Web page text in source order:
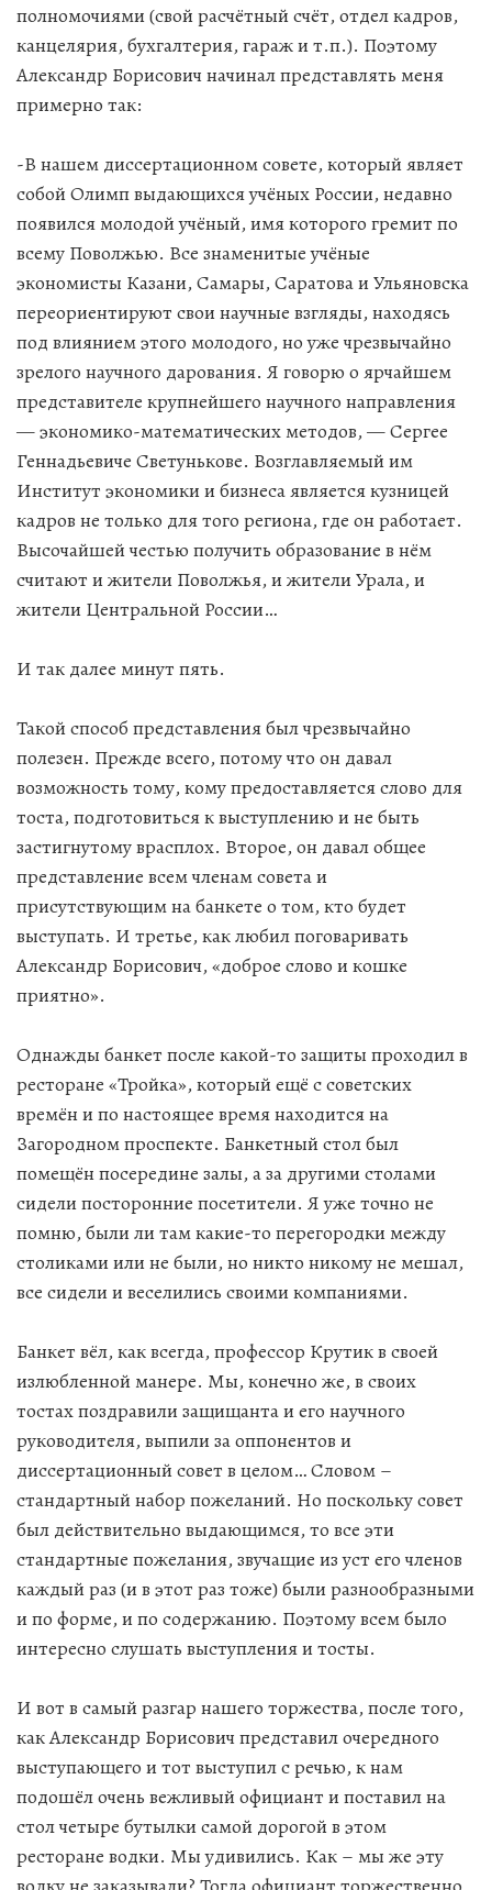
полномочиями (свой расчётный счёт, отдел кадров,
канцелярия, бухгалтерия, гараж и т.п.). Поэтому
Александр Борисович начинал представлять меня
примерно так:
-В нашем диссертационном совете, который являет
собой Олимп выдающихся учёных России, недавно
появился молодой учёный, имя которого гремит по
всему Поволжью. Все знаменитые учёные
экономисты Казани, Самары, Саратова и Ульяновска
переориентируют свои научные взгляды, находясь
под влиянием этого молодого, но уже чрезвычайно
зрелого научного дарования. Я говорю о ярчайшем
представителе крупнейшего научного направления
— экономико-математических методов, — Сергее
Геннадьевиче Светунькове. Возглавляемый им
Институт экономики и бизнеса является кузницей
кадров не только для того региона, где он работает.
Высочайшей честью получить образование в нём
считают и жители Поволжья, и жители Урала, и
жители Центральной России…
И так далее минут пять.
Такой способ представления был чрезвычайно
полезен. Прежде всего, потому что он давал
возможность тому, кому предоставляется слово для
тоста, подготовиться к выступлению и не быть
застигнутому врасплох. Второе, он давал общее
представление всем членам совета и
присутствующим на банкете о том, кто будет
выступать. И третье, как любил поговаривать
Александр Борисович, «доброе слово и кошке
приятно».
Однажды банкет после какой-то защиты проходил в
ресторане «Тройка», который ещё с советских
времён и по настоящее время находится на
Загородном проспекте. Банкетный стол был
помещён посередине залы, а за другими столами
сидели посторонние посетители. Я уже точно не
помню, были ли там какие-то перегородки между
столиками или не были, но никто никому не мешал,
все сидели и веселились своими компаниями.
Банкет вёл, как всегда, профессор Крутик в своей
излюбленной манере. Мы, конечно же, в своих
тостах поздравили защищанта и его научного
руководителя, выпили за оппонентов и
диссертационный совет в целом… Словом –
стандартный набор пожеланий. Но поскольку совет
был действительно выдающимся, то все эти
стандартные пожелания, звучащие из уст его членов
каждый раз (и в этот раз тоже) были разнообразными
и по форме, и по содержанию. Поэтому всем было
интересно слушать выступления и тосты.
И вот в самый разгар нашего торжества, после того,
как Александр Борисович представил очередного
выступающего и тот выступил с речью, к нам
подошёл очень вежливый официант и поставил на
стол четыре бутылки самой дорогой в этом
ресторане водки. Мы удивились. Как – мы же эту